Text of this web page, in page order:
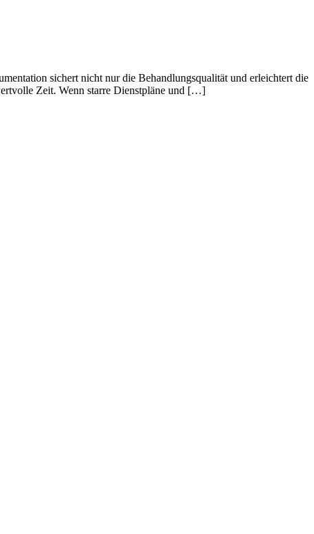
sichert nicht nur die Behandlungsqualität und erleichtert die
Zeit. Wenn starre Dienstpläne und […]